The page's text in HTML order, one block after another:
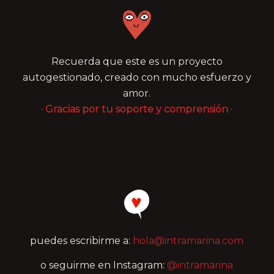
Recuerda que este es un proyecto
autogestionado, creado con mucho esfuerzo y
amor.
· Gracias por tu soporte y comprensión ·
puedes escribirme a: hola@intramarina.com
o seguirme en Instagram:@intramarina